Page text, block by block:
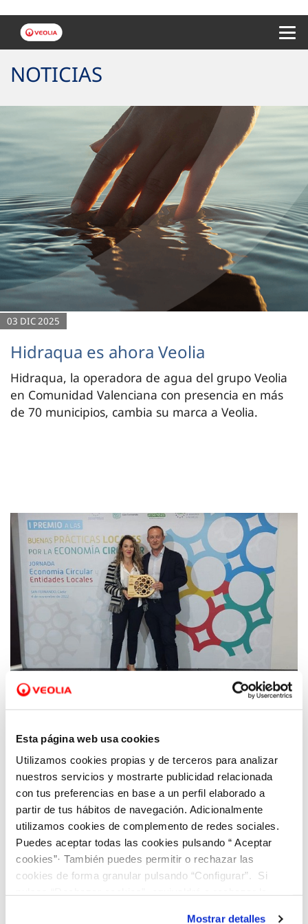
Esta página web usa cookies
Utilizamos cookies propias y de terceros para analizar
nuestros servicios y mostrarte publicidad relacionada
con tus preferencias en base a un perfil elaborado a
partir de tus hábitos de navegación. Adicionalmente
utilizamos cookies de complemento de redes sociales.
Puedes aceptar todas las cookies pulsando “ Aceptar
cookies”· También puedes permitir o rechazar las
cookies de forma granular pulsando “Configurar”. Si
Mostrar detalles
NOTICIAS
03 DIC 2025
Hidraqua es ahora Veolia
Hidraqua, la operadora de agua del grupo Veolia
en Comunidad Valenciana con presencia en más
de 70 municipios, cambia su marca a Veolia.
04 NOV 2022
prácticas sostenibles en la gestión del agua
implantadas de la mano de Hidraqua